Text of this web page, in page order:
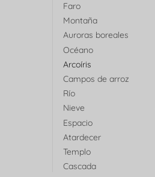
Faro
Montaña
Auroras boreales
Océano
Arcoíris
Campos de arroz
Río
Nieve
Espacio
Atardecer
Templo
Cascada